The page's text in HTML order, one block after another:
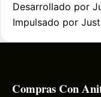
Desarrollado por
Impulsado por
Compras Con